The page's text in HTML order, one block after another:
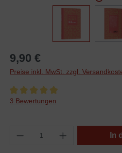
9,90 €
Preise inkl. MwSt. zzgl.
Durchschnittliche Bewertung von 5
3 Bewertungen
In